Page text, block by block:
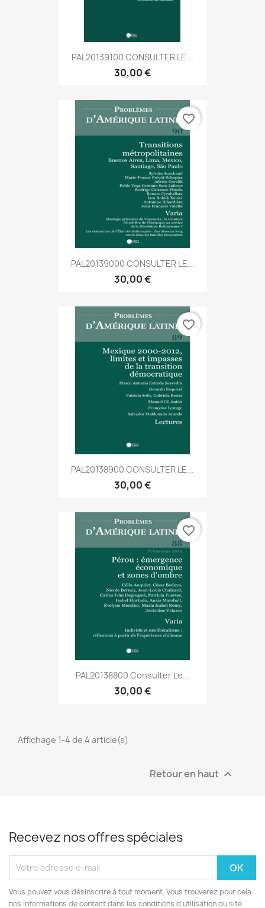
PAL20139100 CONSULTER LE...
30,00 €
PAL20139000 CONSULTER LE...
30,00 €
favorite_border
PAL20138900 CONSULTER LE...
30,00 €
favorite_border
PAL20138800 Consulter Le...
30,00 €
favorite_border
Affichage 1-4 de 4 article(s)
Retour en haut 
Recevez nos offres spéciales
Vous pouvez vous désinscrire à tout moment. Vous trouverez pour cela
nos informations de contact dans les conditions d'utilisation du site.